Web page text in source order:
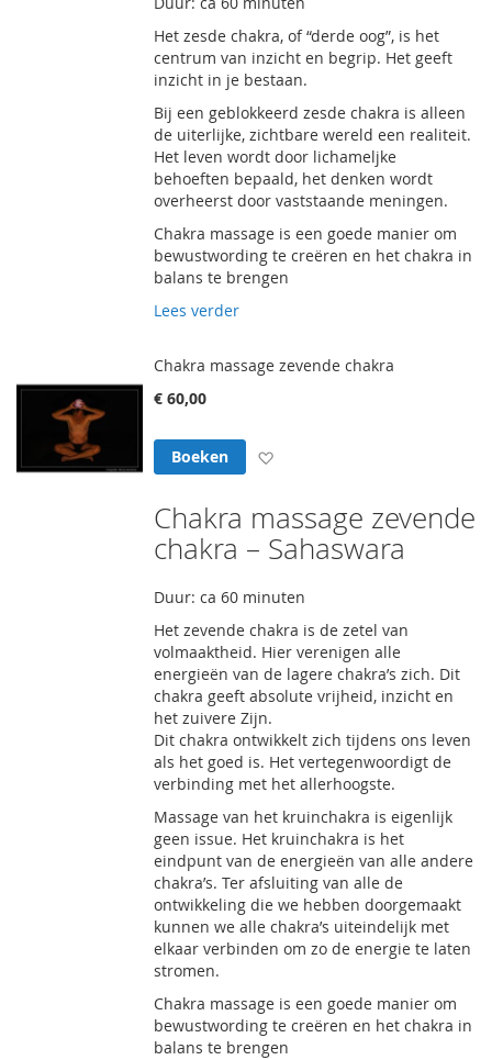
Het zesde chakra, of “derde oog”, is het
centrum van inzicht en begrip. Het geeft
inzicht in je bestaan.
Bij een geblokkeerd zesde chakra is alleen
de uiterlijke, zichtbare wereld een realiteit.
Het leven wordt door lichameljke
behoeften bepaald, het denken wordt
overheerst door vaststaande meningen.
Chakra massage is een goede manier om
bewustwording te creëren en het chakra in
balans te brengen
Lees verder
Chakra massage zevende chakra
€ 60,00
Boeken
Chakra massage zevende
chakra – Sahaswara
Duur: ca 60 minuten
Het zevende chakra is de zetel van
volmaaktheid. Hier verenigen alle
energieën van de lagere chakra’s zich. Dit
chakra geeft absolute vrijheid, inzicht en
het zuivere Zijn.
Dit chakra ontwikkelt zich tijdens ons leven
als het goed is. Het vertegenwoordigt de
verbinding met het allerhoogste.
Massage van het kruinchakra is eigenlijk
geen issue. Het kruinchakra is het
eindpunt van de energieën van alle andere
chakra’s. Ter afsluiting van alle de
ontwikkeling die we hebben doorgemaakt
kunnen we alle chakra’s uiteindelijk met
elkaar verbinden om zo de energie te laten
stromen.
Chakra massage is een goede manier om
bewustwording te creëren en het chakra in
balans te brengen